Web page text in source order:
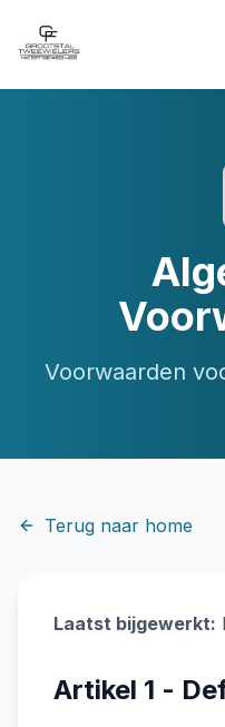
Voorwaarden
Terug naar home
Laatst bijgewerkt:
Artikel 1 -